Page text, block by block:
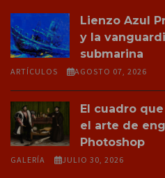
Lienzo Azul
y la
submarina
ARTÍCULOS AGOSTO 07, 2026
El cuadro
el arte de
Photoshop
GALERÍA JULIO 30, 2026